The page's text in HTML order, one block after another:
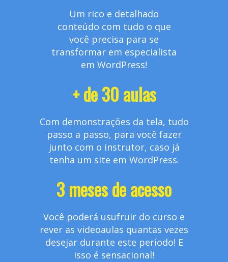
Um rico e detalhado
conteúdo com tudo o que
você precisa para se
transformar em especialista
em WordPress!
+ de 30 aulas
Com demonstrações da tela, tudo
passo a passo, para você fazer
junto com o instrutor, caso já
tenha um site em WordPress.
3 meses de acesso
Você poderá usufruir do curso e
rever as videoaulas quantas vezes
desejar durante este período! E
isso é sensacional!